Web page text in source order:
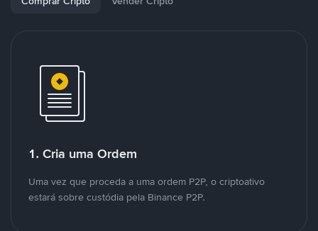
1. Cria uma Ordem
Uma vez que proceda a uma ordem P2P, o criptoativo
estará sobre custódia pela Binance P2P.